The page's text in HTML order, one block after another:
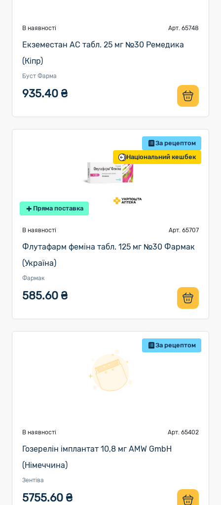
В наявності Арт. 65748
Екземестан АС табл. 25 мг №30 Ремедика
(Кіпр)
Буст Фарма
935.40 ₴
За рецептом
Національний кешбек
Пряма поставка
В наявності Арт. 65707
Флутафарм феміна табл. 125 мг №30 Фармак
(Україна)
Фармак
585.60 ₴
За рецептом
В наявності Арт. 65402
Гозерелін імплантат 10,8 мг AMW GmbH
(Німеччина)
Зентіва
5755.60 ₴